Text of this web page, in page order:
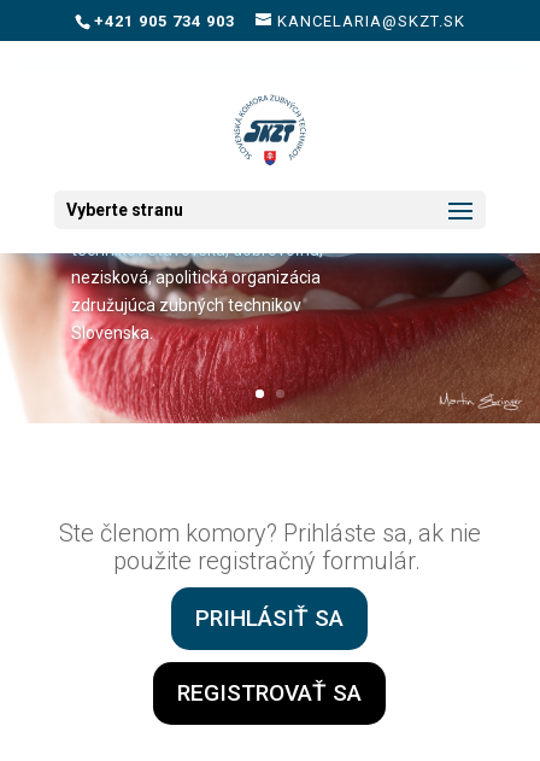
+421 905 734 903 KANCELARIA@SKZT.SK
Vyberte stranu
Slovenská komora zubných
technikov stavovská, dobrovoľná,
nezisková, apolitická organizácia
združujúca zubných technikov
Slovenska.
Ste členom komory? Prihláste sa, ak nie
použite registračný formulár.
PRIHLÁSIŤ SA
REGISTROVAŤ SA